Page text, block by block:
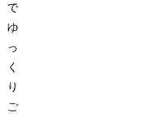
で
ゆ
っ
く
り
ご